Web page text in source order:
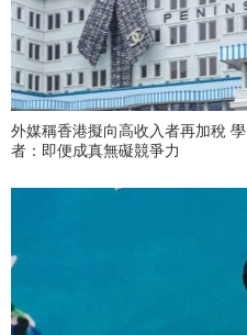
外媒稱香港擬向高收入者再加稅 學
者：即便成真無礙競爭力